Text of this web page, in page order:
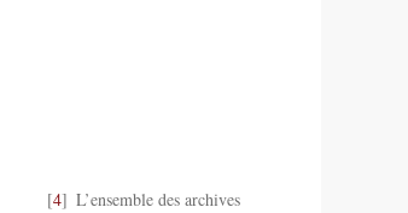
4
L’ensemble des archives